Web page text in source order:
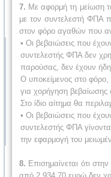
7. Με αφορμή τη μείωση
με τον συντελεστή ΦΠΑ
στον φόρο αγαθών που
• Οι βεβαιώσεις που
συντελεστής ΦΠΑ δεν
παρούσας, δεν έχουν ήδη
Ο υποκείμενος στο
για χορήγηση βεβαίωσης
Στο ίδιο αίτημα θα
• Οι βεβαιώσεις που
συντελεστής ΦΠΑ
την εφαρμογή του
8. Επισημαίνεται ότι